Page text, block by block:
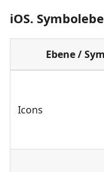
iOS.
Ebene /
Icons